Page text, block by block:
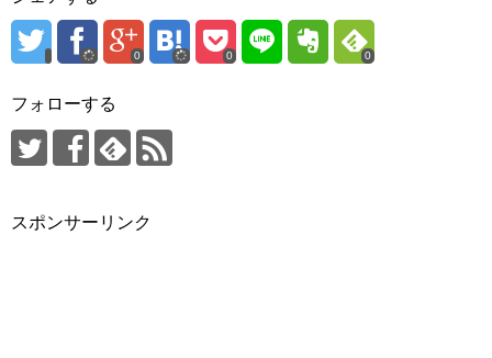
0 0 0
フォローする
スポンサーリンク